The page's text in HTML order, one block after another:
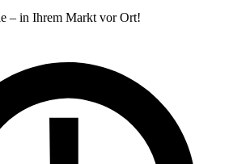
– in Ihrem Markt vor Ort!